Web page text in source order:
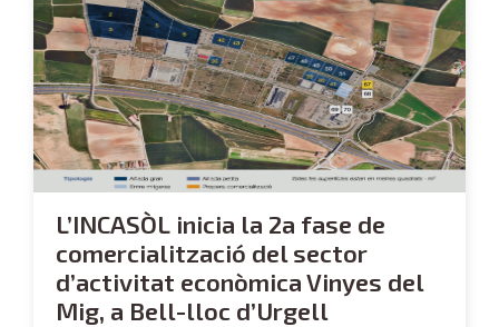
L’INCASÒL inicia la 2a fase de
comercialització del sector
d’activitat econòmica Vinyes del
Mig, a Bell-lloc d’Urgell